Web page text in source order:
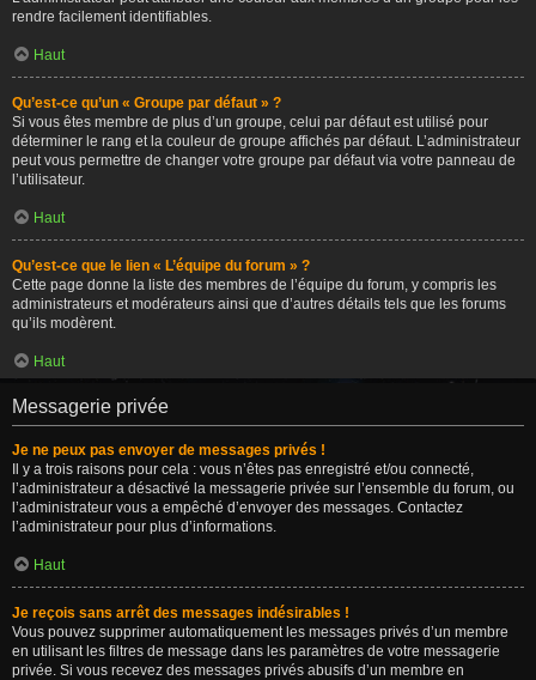
rendre facilement identifiables.
Haut
Qu’est-ce qu’un « Groupe par défaut » ?
Si vous êtes membre de plus d’un groupe, celui par défaut est utilisé pour
déterminer le rang et la couleur de groupe affichés par défaut. L’administrateur
peut vous permettre de changer votre groupe par défaut via votre panneau de
l’utilisateur.
Haut
Qu’est-ce que le lien « L’équipe du forum » ?
Cette page donne la liste des membres de l’équipe du forum, y compris les
administrateurs et modérateurs ainsi que d’autres détails tels que les forums
qu’ils modèrent.
Haut
Messagerie privée
Je ne peux pas envoyer de messages privés !
Il y a trois raisons pour cela : vous n’êtes pas enregistré et/ou connecté,
l’administrateur a désactivé la messagerie privée sur l’ensemble du forum, ou
l’administrateur vous a empêché d’envoyer des messages. Contactez
l’administrateur pour plus d’informations.
Haut
Je reçois sans arrêt des messages indésirables !
Vous pouvez supprimer automatiquement les messages privés d’un membre
en utilisant les filtres de message dans les paramètres de votre messagerie
privée. Si vous recevez des messages privés abusifs d’un membre en